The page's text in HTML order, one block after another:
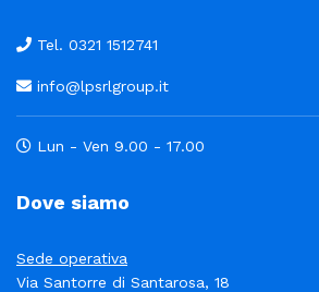
Tel. 0321 1512741
info@lpsrlgroup.it
Lun - Ven 9.00 - 17.00
Dove siamo
Sede operativa
Via Santorre di Santarosa, 18